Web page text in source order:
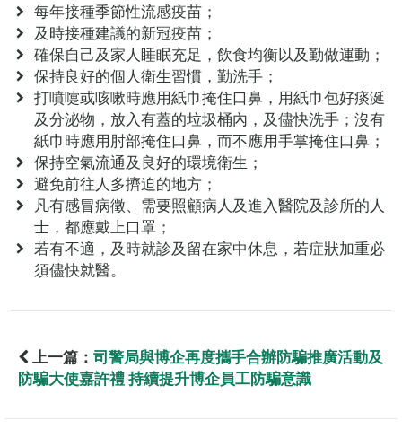
每年接種季節性流感疫苗；
及時接種建議的新冠疫苗；
確保自己及家人睡眠充足，飲食均衡以及勤做運動；
保持良好的個人衛生習慣，勤洗手；
打噴嚏或咳嗽時應用紙巾掩住口鼻，用紙巾包好痰涎
及分泌物，放入有蓋的垃圾桶內，及儘快洗手；沒有
紙巾時應用肘部掩住口鼻，而不應用手掌掩住口鼻；
保持空氣流通及良好的環境衛生；
避免前往人多擠迫的地方；
凡有感冒病徵、需要照顧病人及進入醫院及診所的人
士，都應戴上口罩；
若有不適，及時就診及留在家中休息，若症狀加重必
須儘快就醫。
上一篇： 司警局與博企再度攜手合辦防騙推廣活動及
防騙大使嘉許禮 持續提升博企員工防騙意識